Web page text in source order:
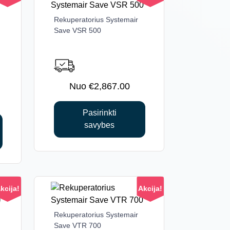
Rekuperatorius Systemair
Save VSR 500
€2,867.00
Pasirinkti
savybes
This
product
The
be
chosen
Akcija!
Rekuperatorius Systemair
Save VTR 700
This
product